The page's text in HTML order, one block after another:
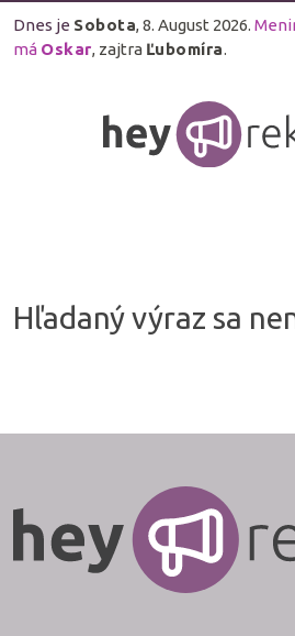
Dnes je Sobota, 8. August 2026.
má Oskar, zajtra Ľubomíra.
Hľadaný výraz sa